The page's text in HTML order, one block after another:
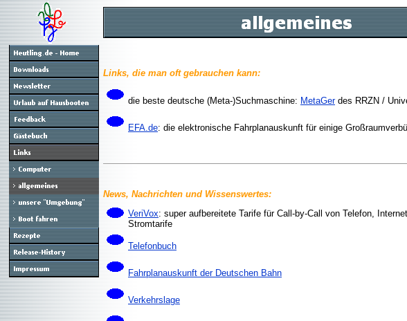
Links, die man oft gebrauchen kann:
die beste deutsche (Meta-)Suchmaschine: MetaGerdes RRZN /
EFA.de: die elektronische Fahrplanauskunft für einige
News, Nachrichten und Wissenswertes:
VeriVox: super aufbereitete Tarife für Call-by-Call von Telefon,
Stromtarife
Telefonbuch
Fahrplanauskunft der Deutschen Bahn
Verkehrslage